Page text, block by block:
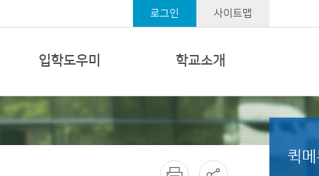
로그인 사이트맵
입학도우미 학교소개
퀵